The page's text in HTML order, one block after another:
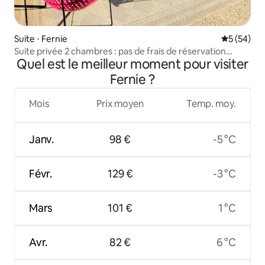
Suite ⋅ Fernie
5 (54)
Suite privée 2 chambres : pas de frais de réservation
supplémentaires
Quel est le meilleur moment pour visiter
Fernie ?
Mois
Janv.
Févr.
Mars
Avr.
Prix moyen
98 €
129 €
101 €
82 €
Temp. moy.
-5 °C
-3 °C
1 °C
6 °C